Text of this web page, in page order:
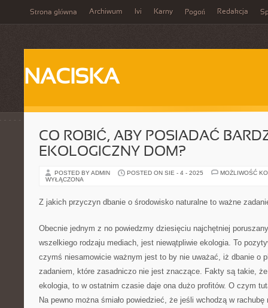
Strona główna Archiwum Ivi Karny Pogoń Redakcja
NACISKA
CO ROBIĆ, ABY POSIADAĆ
EKOLOGICZNY DOM?
POSTED BY ADMIN POSTED ON SIE - 4 - 2025
MOŻLIWOŚĆ
WYŁĄCZONA
Z jakich przyczyn dbanie o środowisko naturalne to ważne
Obecnie jednym z no powiedzmy dziesięciu najchętniej
wszelkiego rodzaju mediach, jest niewątpliwie ekologia. To
czymś niesamowicie ważnym jest to by nie uważać, iż dbanie o
zadaniem, które zasadniczo nie jest znaczące. Fakty są takie,
ekologia, to w ostatnim czasie daje ona dużo profitów. O czym
Na pewno można śmiało powiedzieć, że jeśli wchodzą w